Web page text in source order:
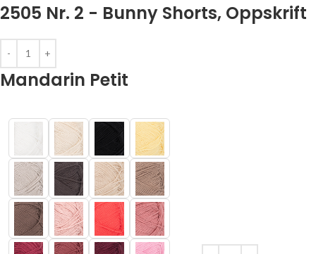
2505 Nr. 2 - Bunny Shorts, Oppskrift
Mandarin Petit